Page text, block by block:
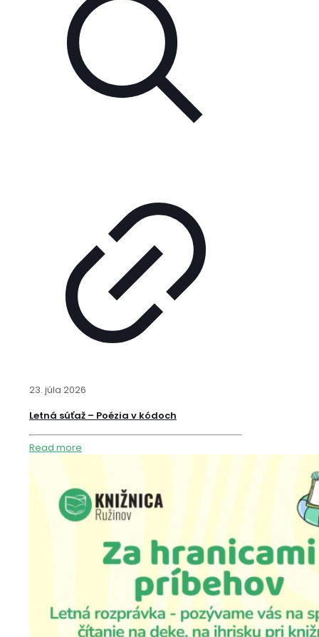
23. júla 2026
Letná súťaž – Poézia v kódoch
Read more